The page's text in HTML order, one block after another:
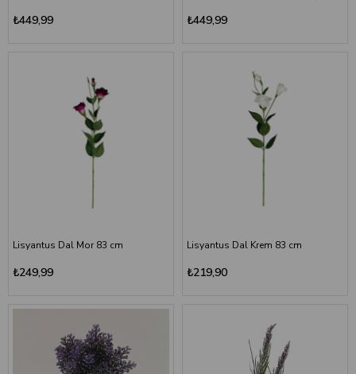
₺449,99 ₺449,99
Lisyantus Dal Mor 83 cm
₺249,99
Lisyantus Dal Krem 83 cm
₺219,90